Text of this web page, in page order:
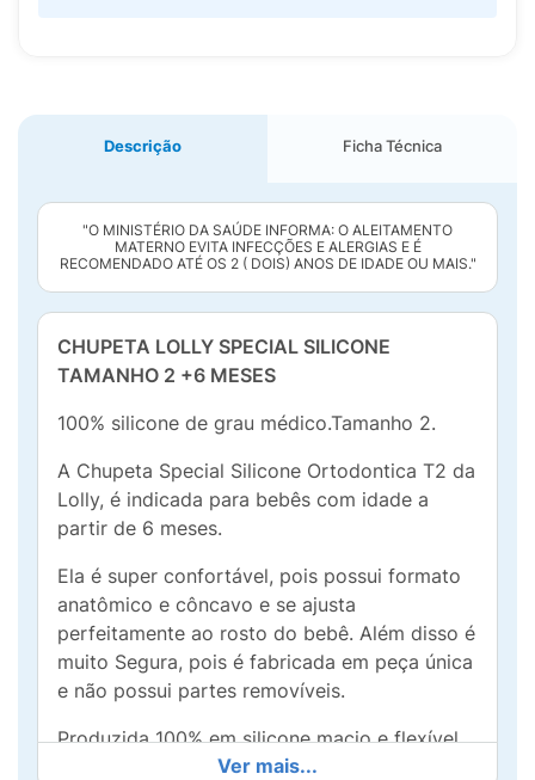
Descrição Ficha Técnica
"O MINISTÉRIO DA SAÚDE INFORMA: O ALEITAMENTO
MATERNO EVITA INFECÇÕES E ALERGIAS E É
RECOMENDADO ATÉ OS 2 ( DOIS) ANOS DE IDADE OU MAIS."
CHUPETA LOLLY SPECIAL SILICONE
TAMANHO 2 +6 MESES
100% silicone de grau médico.Tamanho 2.
A Chupeta Special Silicone Ortodontica T2 da
Lolly, é indicada para bebês com idade a
partir de 6 meses.
Ela é super confortável, pois possui formato
anatômico e côncavo e se ajusta
perfeitamente ao rosto do bebê. Além disso é
muito Segura, pois é fabricada em peça única
e não possui partes removíveis.
Produzida 100% em silicone macio e flexível,
não machuca o rosto do bebê.
Ver mais...